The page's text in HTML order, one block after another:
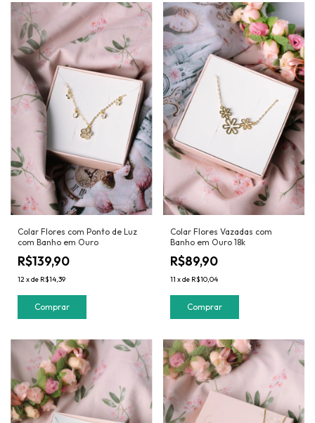
Colar Flores com Ponto de Luz
com Banho em Ouro
R$139,90
12xde R$14,39
Colar Flores Vazadas com
Banho em Ouro 18k
R$89,90
11 xde R$10,04